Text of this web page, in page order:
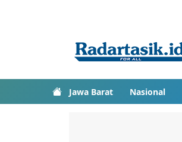
Jawa Barat Nasional